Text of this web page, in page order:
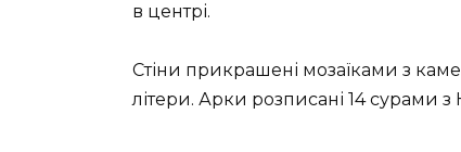
в центрі.
Стіни прикрашені мозаїками з
літери. Арки розписані 14 сурами з